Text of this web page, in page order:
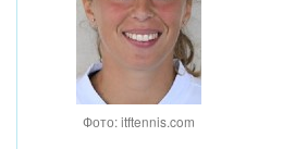
Фото: itftennis.com